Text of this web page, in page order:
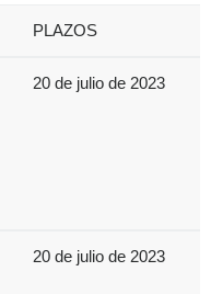
PLAZOS
20 de julio de 2023
20 de julio de 2023